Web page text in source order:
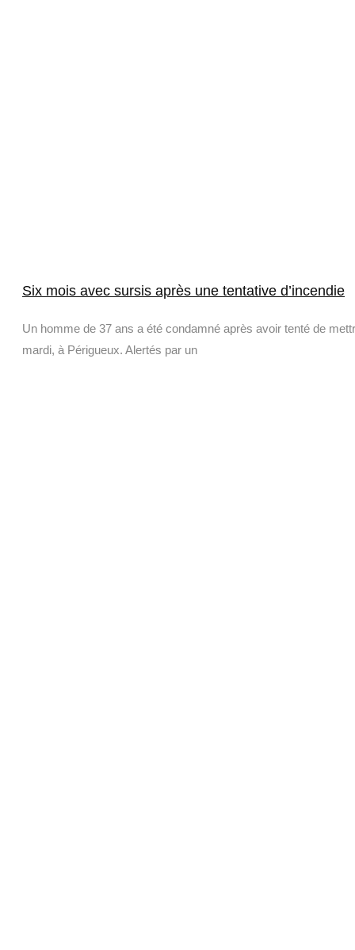
Six mois avec sursis après une tentative d’incendie
Un homme de 37 ans a été condamné après avoir tenté de
mardi, à Périgueux. Alertés par un